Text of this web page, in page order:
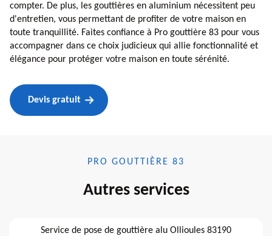
compter. De plus, les gouttières en aluminium nécessitent peu
d'entretien, vous permettant de profiter de votre maison en
toute tranquillité. Faites confiance à Pro gouttière 83 pour vous
accompagner dans ce choix judicieux qui allie fonctionnalité et
élégance pour protéger votre maison en toute sérénité.
Devis gratuit
PRO GOUTTIÈRE 83
Autres services
Service de pose de gouttière alu Ollioules 83190